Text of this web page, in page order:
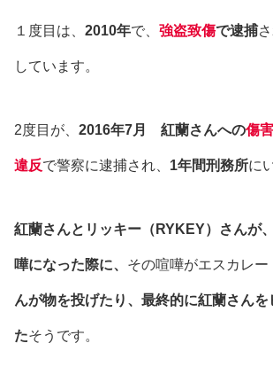
１度目は、 2010年で、 強盗致傷で逮捕さ
しています。
2度目が、 2016年7月 紅蘭さんへの傷
違反で警察に逮捕され、 1年間刑務所に
紅蘭さんとリッキー（RYKEY）さんが、
嘩になった際に、 その喧嘩がエスカレー
んが物を投げたり、 最終的に紅蘭さんを
たそうです。